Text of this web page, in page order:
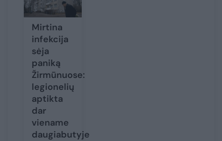
Mirtina
infekcija
sėja
paniką
Žirmūnuose:
legionelių
aptikta
dar
viename
daugiabutyje